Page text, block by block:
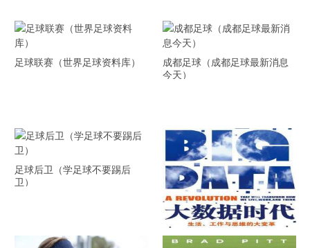
足球联赛（世界足球资料库）
成都足球（成都足球最新消息
今天）
足球后卫（学足球不要踢后
卫）
《大数据时代》 PDF文档下载